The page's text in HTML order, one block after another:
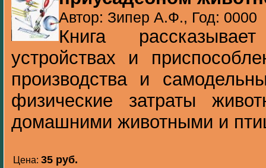
Автор: Зипер А.Ф., Год: 0000
Книга
устройствах и
производства и
физические затраты
домашними животными и
Цена: 35 pуб.